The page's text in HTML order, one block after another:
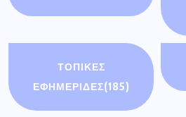
ΤΟΠΙΚΕΣ
ΕΦΗΜΕΡΙΔΕΣ(185)